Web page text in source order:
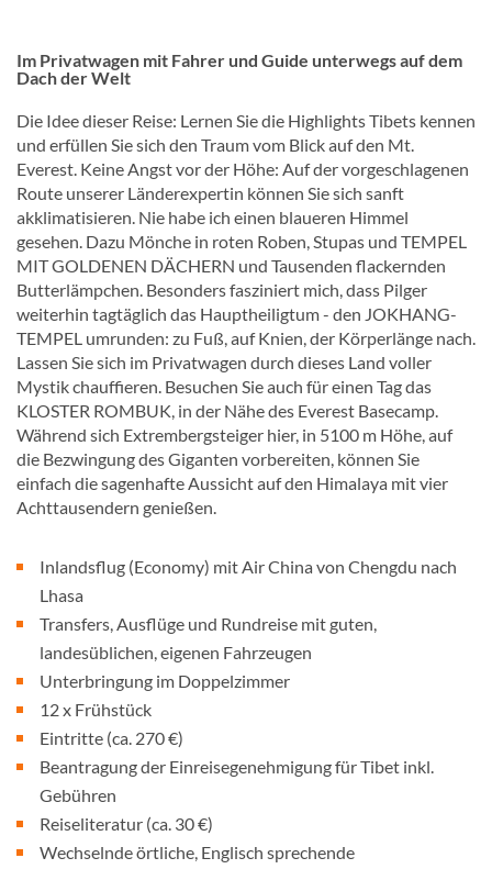
Im Privatwagen mit Fahrer und Guide unterwegs auf dem
Dach der Welt
Die Idee dieser Reise: Lernen Sie die Highlights Tibets kennen
und erfüllen Sie sich den Traum vom Blick auf den Mt.
Everest. Keine Angst vor der Höhe: Auf der vorgeschlagenen
Route unserer Länderexpertin können Sie sich sanft
akklimatisieren. Nie habe ich einen blaueren Himmel
gesehen. Dazu Mönche in roten Roben, Stupas und TEMPEL
MIT GOLDENEN DÄCHERN und Tausenden flackernden
Butterlämpchen. Besonders fasziniert mich, dass Pilger
weiterhin tagtäglich das Hauptheiligtum - den JOKHANG-
TEMPEL umrunden: zu Fuß, auf Knien, der Körperlänge nach.
Lassen Sie sich im Privatwagen durch dieses Land voller
Mystik chauffieren. Besuchen Sie auch für einen Tag das
KLOSTER ROMBUK, in der Nähe des Everest Basecamp.
Während sich Extrembergsteiger hier, in 5100 m Höhe, auf
die Bezwingung des Giganten vorbereiten, können Sie
einfach die sagenhafte Aussicht auf den Himalaya mit vier
Achttausendern genießen.
Inlandsflug (Economy) mit Air China von Chengdu nach
Lhasa
Transfers, Ausflüge und Rundreise mit guten,
landesüblichen, eigenen Fahrzeugen
Unterbringung im Doppelzimmer
12 x Frühstück
Eintritte (ca. 270 €)
Beantragung der Einreisegenehmigung für Tibet inkl.
Gebühren
Reiseliteratur (ca. 30 €)
Wechselnde örtliche, Englisch sprechende